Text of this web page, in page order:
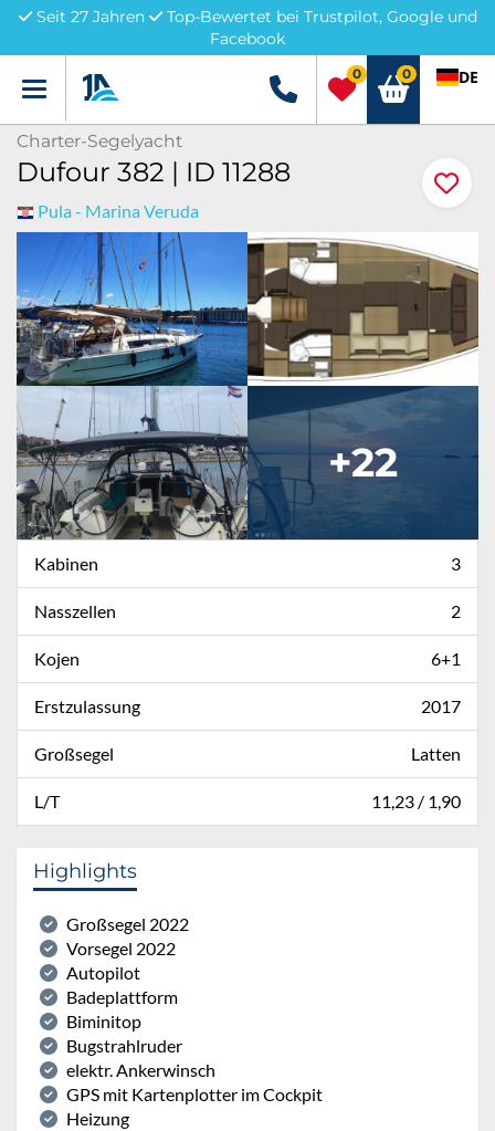
Seit 27 Jahren
Top-Bewertet bei Trustpilot, Google und
Facebook
Menü +49 5741 3222690
0 0 DE
Charter-Segelyacht
Dufour 382 | ID 11288
Pula - Marina Veruda
+22
Kabinen 3
Nasszellen 2
Kojen 6+1
Erstzulassung 2017
Großsegel Latten
L/T 11,23 / 1,90
Highlights
Großsegel 2022
Vorsegel 2022
Autopilot
Badeplattform
Biminitop
Bugstrahlruder
elektr. Ankerwinsch
GPS mit Kartenplotter im Cockpit
Heizung